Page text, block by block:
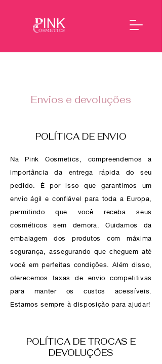
Envios e devoluções
POLÍTICA DE ENVIO
Na Pink Cosmetics, compreendemos a
importância da entrega rápida do seu
pedido. É por isso que garantimos um
envio ágil e confiável para toda a Europa,
permitindo que você receba seus
cosméticos sem demora. Cuidamos da
embalagem dos produtos com máxima
segurança, assegurando que cheguem até
você em perfeitas condições. Além disso,
oferecemos taxas de envio competitivas
para manter os custos acessíveis.
Estamos sempre à disposição para ajudar!
POLÍTICA DE TROCAS E
DEVOLUÇÕES